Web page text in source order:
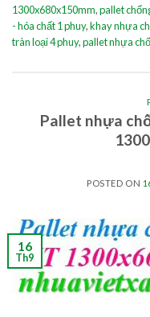
1300x680x150mm,pallet
- hóa chất 1 phuy,khay nhựa
tràn loại 4 phuy,pallet nhựa
Pallet nhựa
POSTED ON
16
Th9